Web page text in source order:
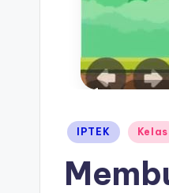
Posted
IPTEK Kelas